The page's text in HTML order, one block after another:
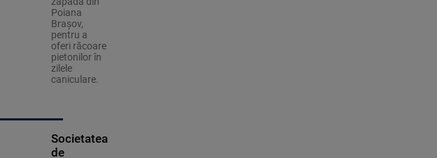
Poiana
Brașov,
pentru a
oferi răcoare
pietonilor în
zilele
caniculare.
Societatea
de